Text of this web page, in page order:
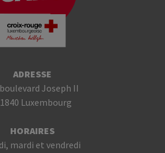
ADRESSE
Joseph II
Luxembourg
HORAIRES
mardi et vendredi